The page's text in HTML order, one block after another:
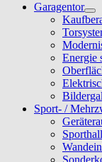
Garagentor
Energie
Sport- /